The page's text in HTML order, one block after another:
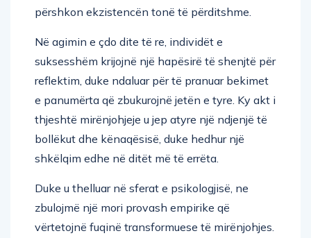
përshkon ekzistencën tonë të përditshme.
Në agimin e çdo dite të re, individët e
suksesshëm krijojnë një hapësirë të shenjtë për
reflektim, duke ndaluar për të pranuar bekimet
e panumërta që zbukurojnë jetën e tyre. Ky akt i
thjeshtë mirënjohjeje u jep atyre një ndjenjë të
bollëkut dhe kënaqësisë, duke hedhur një
shkëlqim edhe në ditët më të errëta.
Duke u thelluar në sferat e psikologjisë, ne
zbulojmë një mori provash empirike që
vërtetojnë fuqinë transformuese të mirënjohjes.